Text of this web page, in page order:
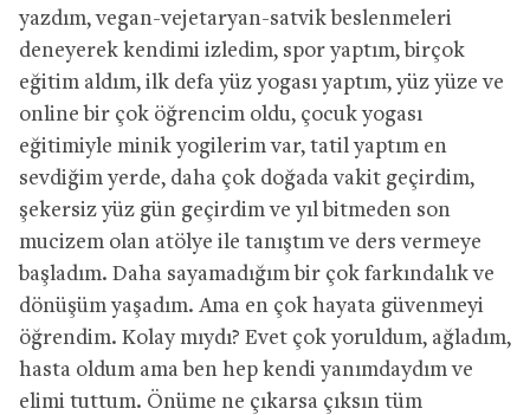
yazdım, vegan-vejetaryan-satvik beslenmeleri
deneyerek kendimi izledim, spor yaptım, birçok
eğitim aldım, ilk defa yüz yogası yaptım, yüz yüze ve
online bir çok öğrencim oldu, çocuk yogası
eğitimiyle minik yogilerim var, tatil yaptım en
sevdiğim yerde, daha çok doğada vakit geçirdim,
şekersiz yüz gün geçirdim ve yıl bitmeden son
mucizem olan atölye ile tanıştım ve ders vermeye
başladım. Daha sayamadığım bir çok farkındalık ve
dönüşüm yaşadım. Ama en çok hayata güvenmeyi
öğrendim. Kolay mıydı? Evet çok yoruldum, ağladım,
hasta oldum ama ben hep kendi yanımdaydım ve
elimi tuttum. Önüme ne çıkarsa çıksın tüm